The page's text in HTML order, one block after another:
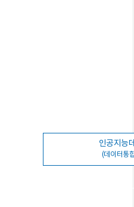
인공지능
(데이터통